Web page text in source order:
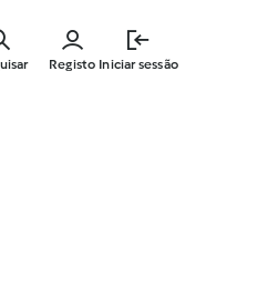
o
Registo Iniciar sessão